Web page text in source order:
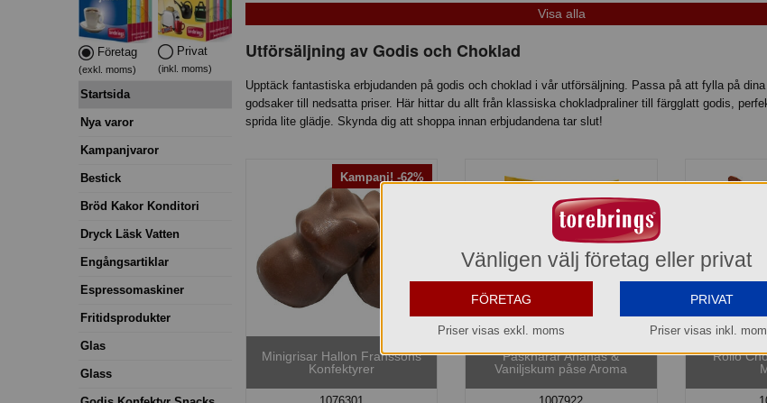
Företag
(exkl. moms)
Privat
(inkl. moms)
Startsida
Nya varor
Kampanjvaror
Bestick
Bröd Kakor Konditori
Dryck Läsk Vatten
Engångsartiklar
Espressomaskiner
Fritidsprodukter
Glas
Glass
Utförsäljning av Godis och Choklad
Upptäck fantastiska erbjudanden på godis och choklad i vår utförsäljning. Passa på att fylla på
godsaker till nedsatta priser. Här hittar du allt från klassiska chokladpraliner till färgglatt godis,
sprida lite glädje. Skynda dig att shoppa innan erbjudandena tar slut!
Kampanj! -62%
Minigrisar Hallon Franssons
Konfektyrer
Påskharar Ananas &
Vaniljskum påse Aroma
Rollo
Vänligen välj företag eller privat
FÖRETAG
Priser visas exkl. moms
PRIVAT
Priser visas inkl.